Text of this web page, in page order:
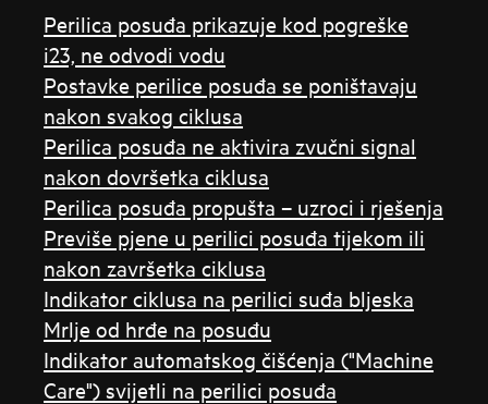
Perilica posuđa prikazuje kod pogreške
i23, ne odvodi vodu
Postavke perilice posuđa se poništavaju
nakon svakog ciklusa
Perilica posuđa ne aktivira zvučni signal
nakon dovršetka ciklusa
Perilica posuđa propušta – uzroci i rješenja
Previše pjene u perilici posuđa tijekom ili
nakon završetka ciklusa
Indikator ciklusa na perilici suđa bljeska
Mrlje od hrđe na posuđu
Indikator automatskog čišćenja ("Machine
Care") svijetli na perilici posuđa